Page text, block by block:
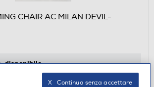
CHAIR AC MILAN DEVIL-
disponibile
in 30' gratuito:verifica
X   Continua senza accettare